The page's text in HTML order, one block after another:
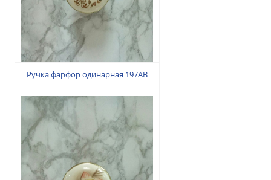
35 грн.
Ручка фарфор одинарная 197АВ